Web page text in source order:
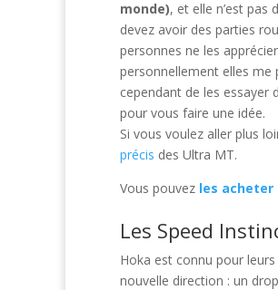
monde), et elle n’est pas
devez avoir des parties
personnes ne les
personnellement elles me
cependant de les essayer
pour vous faire une idée.
Si vous voulez aller plus
précis des Ultra MT.
Vous pouvez les acheter
Les Speed
Hoka est connu pour leurs
nouvelle direction : un